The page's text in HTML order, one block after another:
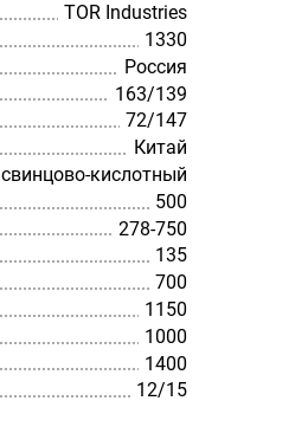
TOR Industries
1330
Россия
163/139
72/147
Китай
свинцово-кислотный
500
278-750
135
700
1150
1000
1400
12/15